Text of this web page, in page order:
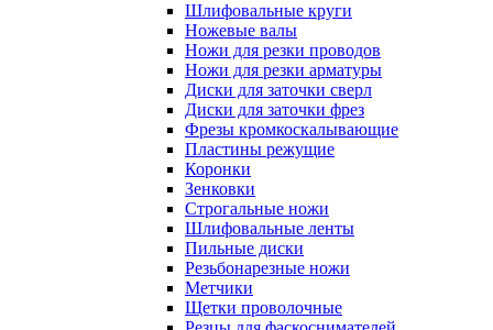
Шлифовальные круги
Ножевые валы
Ножи для резки проводов
Ножи для резки арматуры
Диски для заточки сверл
Диски для заточки фрез
Фрезы кромкоскалывающие
Пластины режущие
Коронки
Зенковки
Строгальные ножи
Шлифовальные ленты
Пильные диски
Резьбонарезные ножи
Метчики
Щетки проволочные